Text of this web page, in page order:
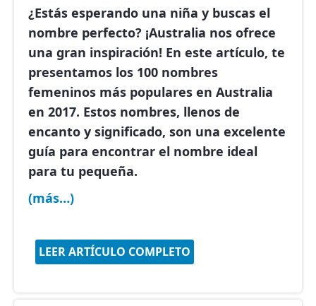
¿Estás esperando una niña y buscas el
nombre perfecto? ¡Australia nos ofrece
una gran inspiración! En este artículo, te
presentamos los 100 nombres
femeninos más populares en Australia
en 2017. Estos nombres, llenos de
encanto y significado, son una excelente
guía para encontrar el nombre ideal
para tu pequeña.
(más…)
LEER ARTÍCULO COMPLETO